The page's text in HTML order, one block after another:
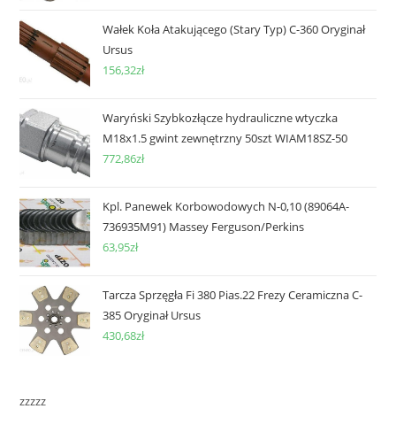
Wałek Koła Atakującego (Stary Typ) C-360 Oryginał
Ursus
156,32zł
Waryński Szybkozłącze hydrauliczne wtyczka
M18x1.5 gwint zewnętrzny 50szt WIAM18SZ-50
772,86zł
Kpl. Panewek Korbowodowych N-0,10 (89064A-
736935M91) Massey Ferguson/Perkins
63,95zł
Tarcza Sprzęgła Fi 380 Pias.22 Frezy Ceramiczna C-
385 Oryginał Ursus
430,68zł
zzzzz